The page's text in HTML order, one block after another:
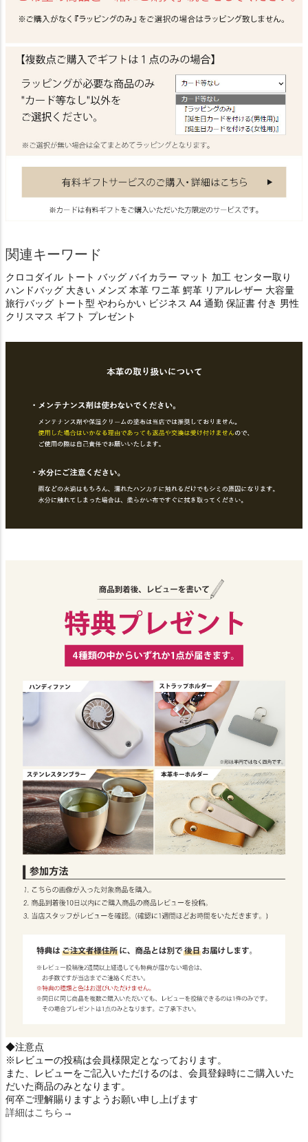
関連キーワード
クロコダイル トート バッグ バイカラー マット 加工 センター取り
ハンドバッグ 大きい メンズ 本革 ワニ革 鰐革 リアルレザー 大容量
旅行バッグ トート型 やわらかい ビジネス A4 通勤 保証書 付き 男性
クリスマス ギフト プレゼント
◆注意点
※レビューの投稿は会員様限定となっております。
また、レビューをご記入いただけるのは、会員登録時にご購入いた
だいた商品のみとなります。
何卒ご理解賜りますようお願い申し上げます
詳細はこちら→